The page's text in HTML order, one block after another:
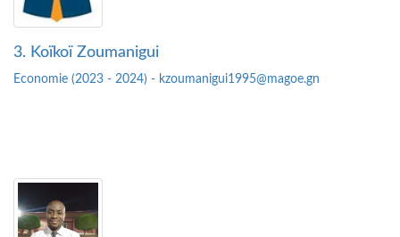
3. Koïkoï Zoumanigui
Economie (2023 - 2024) - kzoumanigui1995@magoe.gn